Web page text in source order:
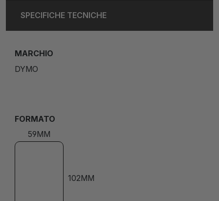
SPECIFICHE TECNICHE
MARCHIO
DYMO
FORMATO
59MM
102MM